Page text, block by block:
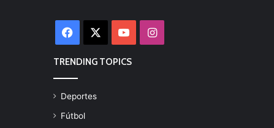
Facebook YouTubeInstagram
TRENDING TOPICS
Deportes
Fútbol